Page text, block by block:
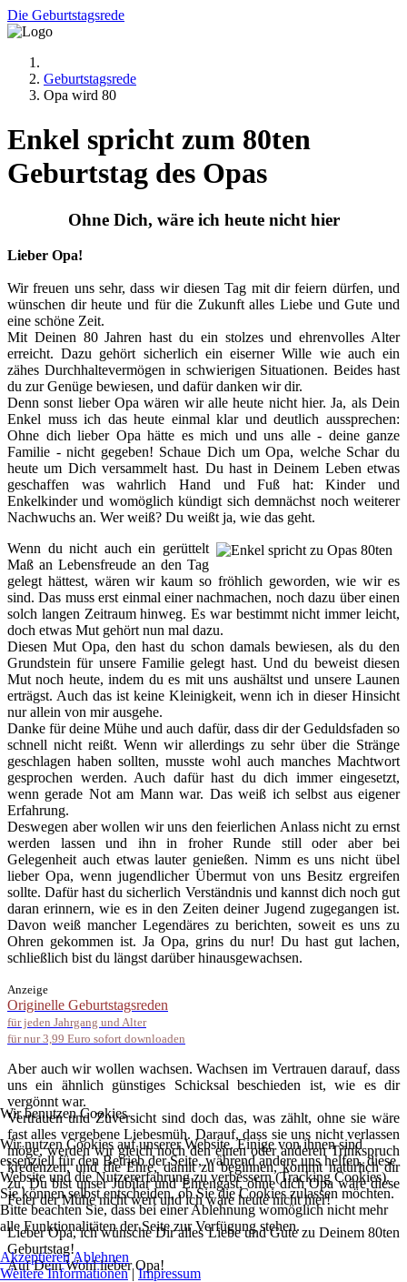
Die Geburtstagsrede
Geburtstagsrede
Opa wird 80
Enkel spricht zum 80ten
Geburtstag des Opas
Ohne Dich, wäre ich heute nicht hier
Lieber Opa!
Wir freuen uns sehr, dass wir diesen Tag mit dir feiern dürfen, und
wünschen dir heute und für die Zukunft alles Liebe und Gute und
eine schöne Zeit.
Mit Deinen 80 Jahren hast du ein stolzes und ehrenvolles Alter
erreicht. Dazu gehört sicherlich ein eiserner Wille wie auch ein
zähes Durchhaltevermögen in schwierigen Situationen. Beides hast
du zur Genüge bewiesen, und dafür danken wir dir.
Denn sonst lieber Opa wären wir alle heute nicht hier. Ja, als Dein
Enkel muss ich das heute einmal klar und deutlich aussprechen:
Ohne dich lieber Opa hätte es mich und uns alle - deine ganze
Familie - nicht gegeben! Schaue Dich um Opa, welche Schar du
heute um Dich versammelt hast. Du hast in Deinem Leben etwas
geschaffen was wahrlich Hand und Fuß hat: Kinder und
Enkelkinder und womöglich kündigt sich demnächst noch weiterer
Nachwuchs an. Wer weiß? Du weißt ja, wie das geht.
Wenn du nicht auch ein gerüttelt
Maß an Lebensfreude an den Tag
gelegt hättest, wären wir kaum so fröhlich geworden, wie wir es
sind. Das muss erst einmal einer nachmachen, noch dazu über einen
solch langen Zeitraum hinweg. Es war bestimmt nicht immer leicht,
doch etwas Mut gehört nun mal dazu.
Diesen Mut Opa, den hast du schon damals bewiesen, als du den
Grundstein für unsere Familie gelegt hast. Und du beweist diesen
Mut noch heute, indem du es mit uns aushältst und unsere Launen
erträgst. Auch das ist keine Kleinigkeit, wenn ich in dieser Hinsicht
nur allein von mir ausgehe.
Danke für deine Mühe und auch dafür, dass dir der Geduldsfaden so
schnell nicht reißt. Wenn wir allerdings zu sehr über die Stränge
geschlagen haben sollten, musste wohl auch manches Machtwort
gesprochen werden. Auch dafür hast du dich immer eingesetzt,
wenn gerade Not am Mann war. Das weiß ich selbst aus eigener
Erfahrung.
Deswegen aber wollen wir uns den feierlichen Anlass nicht zu ernst
werden lassen und ihn in froher Runde still oder aber bei
Gelegenheit auch etwas lauter genießen. Nimm es uns nicht übel
lieber Opa, wenn jugendlicher Übermut von uns Besitz ergreifen
sollte. Dafür hast du sicherlich Verständnis und kannst dich noch gut
daran erinnern, wie es in den Zeiten deiner Jugend zugegangen ist.
Davon weiß mancher Legendäres zu berichten, soweit es uns zu
Ohren gekommen ist. Ja Opa, grins du nur! Du hast gut lachen,
schließlich bist du längst darüber hinausgewachsen.
Anzeige
Originelle Geburtstagsreden
für jeden Jahrgang und Alter
für nur 3,99 Euro sofort downloaden
Aber auch wir wollen wachsen. Wachsen im Vertrauen darauf, dass
uns ein ähnlich günstiges Schicksal beschieden ist, wie es dir
vergönnt war.
Vertrauen und Zuversicht sind doch das, was zählt, ohne sie wäre
fast alles vergebene Liebesmüh. Darauf, dass sie uns nicht verlassen
möge, werden wir gleich noch den einen oder anderen Trinkspruch
kredenzen, und die Ehre, damit zu beginnen, kommt natürlich dir
zu. Du bist unser Jubilar und Ehrengast, ohne dich Opa wäre diese
Feier der Mühe nicht wert und ich wäre heute nicht hier!
Lieber Opa, ich wünsche Dir alles Liebe und Gute zu Deinem 80ten
Geburtstag!
Auf Dein Wohl lieber Opa!
Wir benutzen Cookies
Wir nutzen Cookies auf unserer Website. Einige von ihnen sind
essenziell für den Betrieb der Seite, während andere uns helfen, diese
Website und die Nutzererfahrung zu verbessern (Tracking Cookies).
Sie können selbst entscheiden, ob Sie die Cookies zulassen möchten.
Bitte beachten Sie, dass bei einer Ablehnung womöglich nicht mehr
alle Funktionalitäten der Seite zur Verfügung stehen.
AkzeptierenAblehnen
Weitere Informationen|Impressum